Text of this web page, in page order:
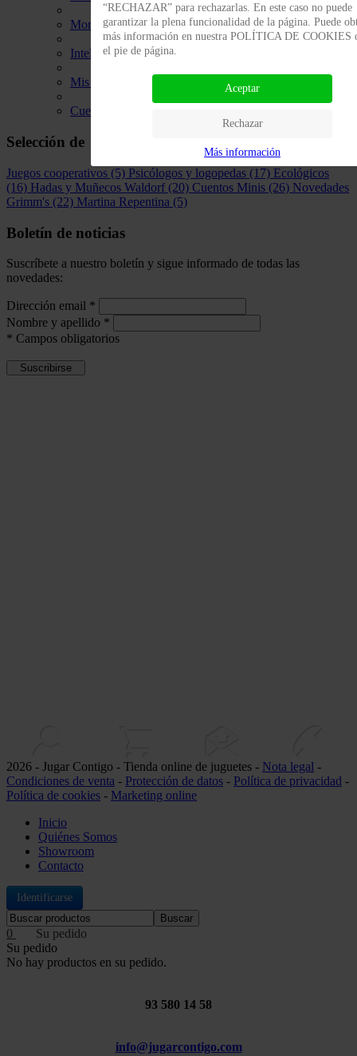
Montessori friendly
Inteligencia emocional
Mis primeros libros - Bebés
Cuentos
Selección de
Juegos cooperativos (5) Psicólogos y logopedas (17) Ecológicos
(16) Hadas y Muñecos Waldorf (20) Cuentos Minis (26) Novedades
Grimm's (22) Martina Repentina (5)
Boletín de noticias
Suscríbete a nuestro boletín y sigue informado de todas las
novedades:
Dirección email *
Nombre y apellido *
* Campos obligatorios
2026 - Jugar Contigo - Tienda online de juguetes - Nota legal -
Condiciones de venta - Protección de datos - Política de privacidad -
Política de cookies - Marketing online
Inicio
Quiénes Somos
Showroom
Contacto
Identificarse
Buscar
0
Su pedido
No hay productos en su pedido.
93 580 14 58
info@jugarcontigo.com
“RECHAZAR” para rechazarlas. En este caso no puede
garantizar la plena funcionalidad de la página. Puede
más información en nuestra POLÍTICA DE COOKIES
el pie de página.
Aceptar
Rechazar
Más información